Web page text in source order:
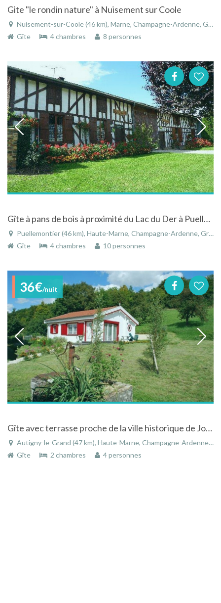
Gite "le rondin nature" à Nuisement sur Coole
Nuisement-sur-Coole (46 km), Marne, Champagne-Ardenne, Grand Est, France
Gîte
4 chambres 8 personnes
Gîte à pans de bois à proximité du Lac du Der à Puellemontier en Champagne-Ardenne
Puellemontier (46 km), Haute-Marne, Champagne-Ardenne, Grand Est, France
Gîte
4 chambres 10 personnes
36€/nuit
Gîte avec terrasse proche de la ville historique de Joinville
Autigny-le-Grand (47 km), Haute-Marne, Champagne-Ardenne, Grand Est, France
Gîte
2 chambres 4 personnes